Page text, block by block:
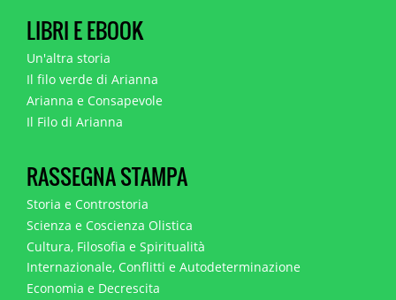
LIBRI E EBOOK
Un'altra storia
Il filo verde di Arianna
Arianna e Consapevole
Il Filo di Arianna
RASSEGNA STAMPA
Storia e Controstoria
Scienza e Coscienza Olistica
Cultura, Filosofia e Spiritualità
Internazionale, Conflitti e Autodeterminazione
Economia e Decrescita